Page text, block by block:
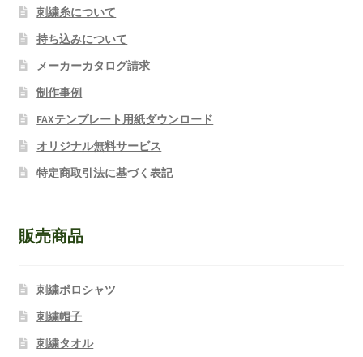
刺繍糸について
持ち込みについて
メーカーカタログ請求
制作事例
FAXテンプレート用紙ダウンロード
オリジナル無料サービス
特定商取引法に基づく表記
販売商品
刺繍ポロシャツ
刺繍帽子
刺繍タオル